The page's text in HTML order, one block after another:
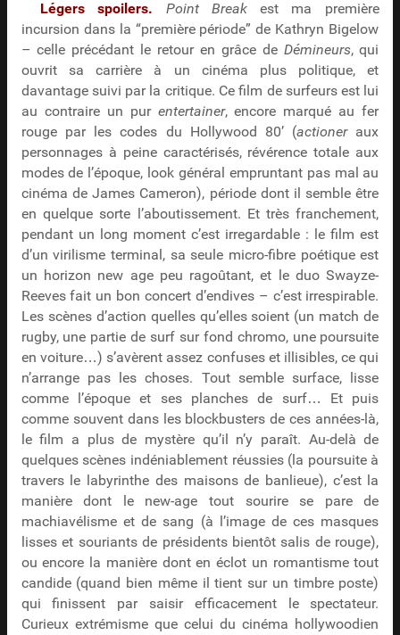
Légers spoilers. Point Breakest ma première
incursion dans la “première période” de Kathryn Bigelow
– celle précédant le retour en grâce de Démineurs, qui
ouvrit sa carrière à un cinéma plus politique, et
davantage suivi par la critique. Ce film de surfeurs est lui
au contraire un pur entertainer, encore marqué au fer
rouge par les codes du Hollywood 80’ (actioneraux
personnages à peine caractérisés, révérence totale aux
modes de l’époque, look général empruntant pas mal au
cinéma de James Cameron), période dont il semble être
en quelque sorte l’aboutissement. Et très franchement,
pendant un long moment c’est irregardable : le film est
d’un virilisme terminal, sa seule micro-fibre poétique est
un horizon new age peu ragoûtant, et le duo Swayze-
Reeves fait un bon concert d’endives – c’est irrespirable.
Les scènes d’action quelles qu’elles soient (un match de
rugby, une partie de surf sur fond chromo, une poursuite
en voiture…) s’avèrent assez confuses et illisibles, ce qui
n’arrange pas les choses. Tout semble surface, lisse
comme l’époque et ses planches de surf… Et puis
comme souvent dans les blockbusters de ces années-là,
le film a plus de mystère qu’il n’y paraît. Au-delà de
quelques scènes indéniablement réussies (la poursuite à
travers le labyrinthe des maisons de banlieue), c’est la
manière dont le new-age tout sourire se pare de
machiavélisme et de sang (à l’image de ces masques
lisses et souriants de présidents bientôt salis de rouge),
ou encore la manière dont en éclot un romantisme tout
candide (quand bien même il tient sur un timbre poste)
qui finissent par saisir efficacement le spectateur.
Curieux extrémisme que celui du cinéma hollywoodien